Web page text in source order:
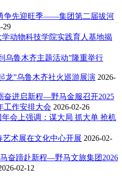
争先迎旺季——集团第二届拔河
29
动物科技学院实践育人基地揭
乌鲁木齐主题活动”隆重举行
龙”乌鲁木齐社火巡游展演 2026-
奋进启新程—野马金服召开2025
工作安排大会 2026-02-26
会上强调：谋大局 抓大单 抢机
艺术展在文化中心开展 2026-02-
奋蹄赴新程—野马文旅集团2026
02-12